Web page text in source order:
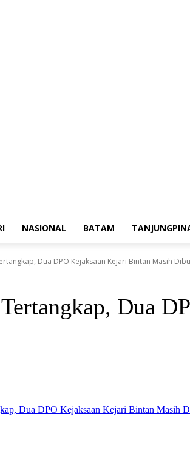
NASIONAL BATAM
Dua DPO Kejaksaan Kejari Bintan Masih
Dua